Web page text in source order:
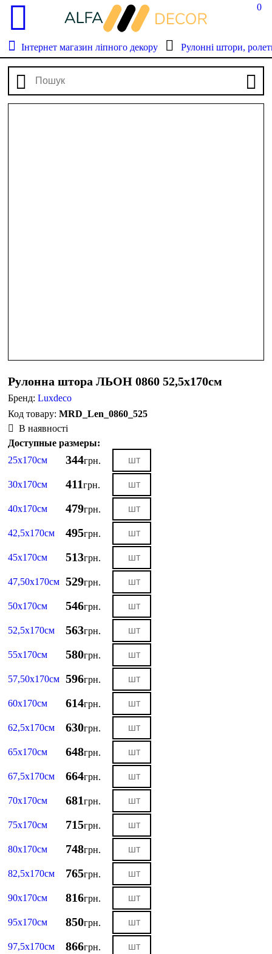
0
Інтернет магазин ліпного декору Рулонні штори,
Рулонна штора ЛЬОН 0860 52,5х170см
Бренд:Luxdeco
MRD_Len_0860_525
В наявності
Доступные размеры:
25х170см
344грн.
30х170см 411грн.
40х170см 479грн.
42,5х170см 495грн.
45х170см 513грн.
47,50х170см 529грн.
50х170см 546грн.
52,5х170см 563грн.
55х170см 580грн.
57,50х170см 596грн.
60х170см 614грн.
62,5х170см 630грн.
65х170см 648грн.
67,5х170см 664грн.
70х170см 681грн.
75х170см 715грн.
80х170см 748грн.
82,5х170см 765грн.
90х170см 816грн.
95х170см 850грн.
97,5х170см 866грн.